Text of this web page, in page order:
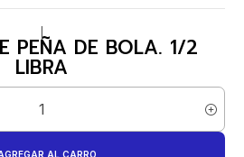
PEÑA DE BOLA. 1/2
LIBRA
AL CARRO